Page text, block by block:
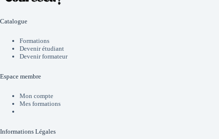
Catalogue
Formations
Devenir étudiant
Devenir formateur
Espace membre
Mon compte
Mes formations
Informations Légales